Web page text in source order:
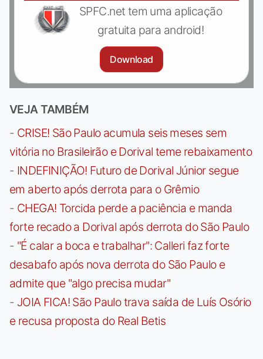
SPFC.net tem uma aplicação
gratuita para android!
Download
VEJA TAMBÉM
- CRISE! São Paulo acumula seis meses sem
vitória no Brasileirão e Dorival teme rebaixamento
- INDEFINIÇÃO! Futuro de Dorival Júnior segue
em aberto após derrota para o Grêmio
- CHEGA! Torcida perde a paciência e manda
forte recado a Dorival após derrota do São Paulo
- "É calar a boca e trabalhar": Calleri faz forte
desabafo após nova derrota do São Paulo e
admite que "algo precisa mudar"
- JOIA FICA! São Paulo trava saída de Luís Osório
e recusa proposta do Real Betis